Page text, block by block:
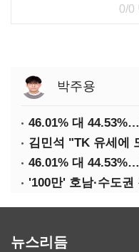
0/0
박주용
46.01% 대
'100만' 호남·수도
뉴스리듬